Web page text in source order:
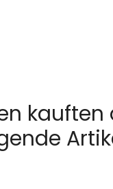
kauften